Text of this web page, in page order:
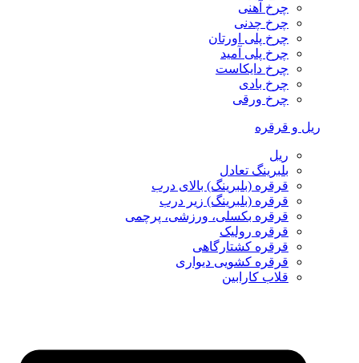
چرخ آهنی
چرخ چدنی
چرخ پلی اورتان
چرخ پلی آمید
چرخ دایکاست
چرخ بادی
چرخ ورقی
ریل و قرقره
ریل
بلبرینگ تعادل
قرقره (بلبرینگ) بالای درب
قرقره (بلبرینگ) زیر درب
قرقره بکسلی، ورزشی، پرچمی
قرقره رولیک
قرقره کشتارگاهی
قرقره کشویی دیواری
قلاب کارابین